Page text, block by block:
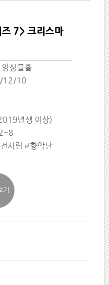
7> 크리스마
앙상블홀
12/10
년생 이상)
시립교향악단